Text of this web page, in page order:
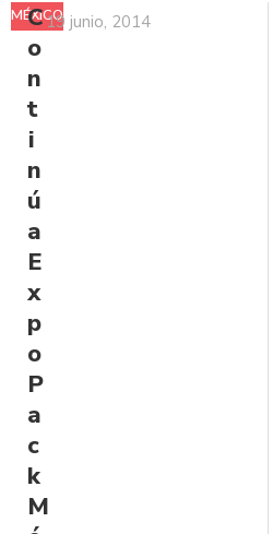
MÉXICO
C
o
n
t
i
n
ú
a
E
x
p
o
P
a
c
k
M
19 junio, 2014